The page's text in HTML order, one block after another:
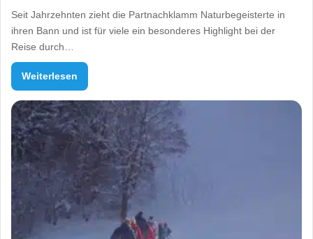
Seit Jahrzehnten zieht die Partnachklamm Naturbegeisterte in
ihren Bann und ist für viele ein besonderes Highlight bei der
Reise durch…
Weiterlesen